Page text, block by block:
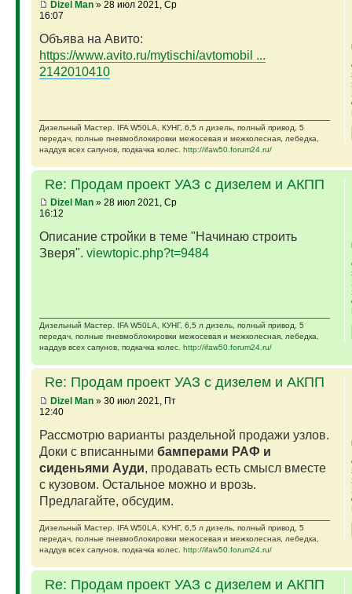
Dizel Man» 28 июл 2021, Ср
16:07
Объява на Авито:
https://www.avito.ru/mytischi/avtomobil ...
2142010410
Дизельный Мастер. IFA W50LA, КУНГ, 6,5 л дизель, полный привод, 5
передач, полные пневмоблокировки межосевая и межколесная, лебедка,
наддув всех сапунов, подкачка колес. http://ifaw50.forum24.ru/
Re: Продам проект УАЗ с дизелем и АКПП
Dizel Man» 28 июл 2021, Ср
16:12
Описание стройки в теме "Начинаю строить
Зверя". viewtopic.php?t=9484
Дизельный Мастер. IFA W50LA, КУНГ, 6,5 л дизель, полный привод, 5
передач, полные пневмоблокировки межосевая и межколесная, лебедка,
наддув всех сапунов, подкачка колес. http://ifaw50.forum24.ru/
Re: Продам проект УАЗ с дизелем и АКПП
Dizel Man» 30 июл 2021, Пт
12:40
Рассмотрю варианты раздельной продажи узлов.
Доки с вписанными бамперами РАФ и
сиденьями Ауди, продавать есть смысл вместе
с кузовом. Остальное можно и врозь.
Предлагайте, обсудим.
Дизельный Мастер. IFA W50LA, КУНГ, 6,5 л дизель, полный привод, 5
передач, полные пневмоблокировки межосевая и межколесная, лебедка,
наддув всех сапунов, подкачка колес. http://ifaw50.forum24.ru/
Re: Продам проект УАЗ с дизелем и АКПП